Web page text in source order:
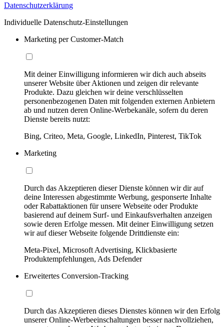
Datenschutzerklärung
Individuelle Datenschutz-Einstellungen
Marketing per Customer-Match
Mit deiner Einwilligung informieren wir dich auch abseits
unserer Website über Aktionen und zeigen dir relevante
Produkte. Dazu gleichen wir deine verschlüsselten
personenbezogenen Daten mit folgenden externen Anbietern
ab und nutzen deren Online-Werbekanäle, sofern du deren
Dienste bereits nutzt:
Bing, Criteo, Meta, Google, LinkedIn, Pinterest, TikTok
Marketing
Durch das Akzeptieren dieser Dienste können wir dir auf
deine Interessen abgestimmte Werbung, gesponserte Inhalte
oder Rabattaktionen für unsere Webseite oder Produkte
basierend auf deinem Surf- und Einkaufsverhalten anzeigen
sowie deren Erfolge messen. Mit deiner Einwilligung setzen
wir auf dieser Webseite folgende Drittdienste ein:
Meta-Pixel, Microsoft Advertising, Klickbasierte
Produktempfehlungen, Ads Defender
Erweitertes Conversion-Tracking
Durch das Akzeptieren dieses Dienstes können wir den Erfolg
unserer Online-Werbeeinschaltungen besser nachvollziehen,